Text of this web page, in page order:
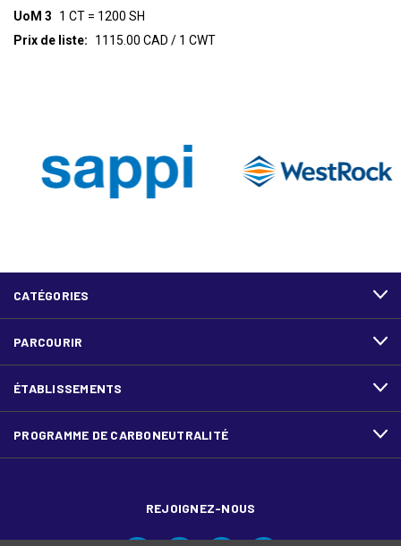
UoM 3
1 CT = 1200 SH
Prix de liste:
1115.00 CAD / 1 CWT
CATÉGORIES
PARCOURIR
ÉTABLISSEMENTS
PROGRAMME DE CARBONEUTRALITÉ
REJOIGNEZ-NOUS